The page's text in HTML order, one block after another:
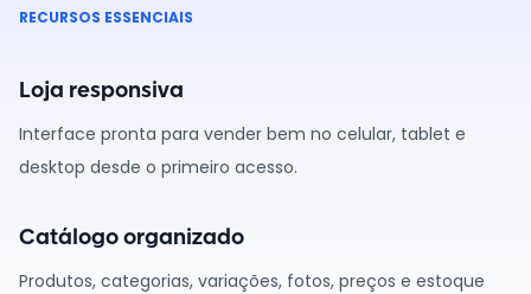
RECURSOS ESSENCIAIS
Loja responsiva
Interface pronta para vender bem no celular, tablet e
desktop desde o primeiro acesso.
Catálogo organizado
Produtos, categorias, variações, fotos, preços e estoque